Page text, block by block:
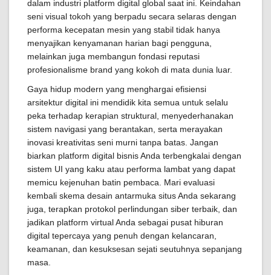
dalam industri platform digital global saat ini. Keindahan
seni visual tokoh yang berpadu secara selaras dengan
performa kecepatan mesin yang stabil tidak hanya
menyajikan kenyamanan harian bagi pengguna,
melainkan juga membangun fondasi reputasi
profesionalisme brand yang kokoh di mata dunia luar.
Gaya hidup modern yang menghargai efisiensi
arsitektur digital ini mendidik kita semua untuk selalu
peka terhadap kerapian struktural, menyederhanakan
sistem navigasi yang berantakan, serta merayakan
inovasi kreativitas seni murni tanpa batas. Jangan
biarkan platform digital bisnis Anda terbengkalai dengan
sistem UI yang kaku atau performa lambat yang dapat
memicu kejenuhan batin pembaca. Mari evaluasi
kembali skema desain antarmuka situs Anda sekarang
juga, terapkan protokol perlindungan siber terbaik, dan
jadikan platform virtual Anda sebagai pusat hiburan
digital tepercaya yang penuh dengan kelancaran,
keamanan, dan kesuksesan sejati seutuhnya sepanjang
masa.